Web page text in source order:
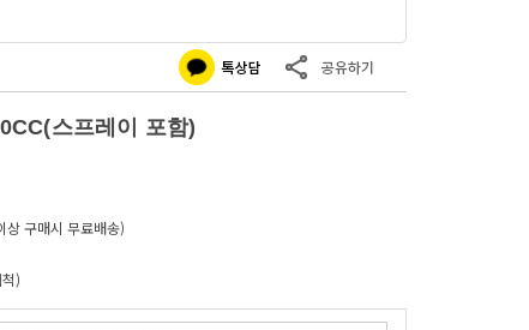
스프레이 포함)
상 구매시 무료배송)
)